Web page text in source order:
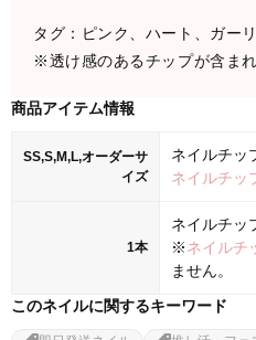
タグ：ピンク、ハート、ガー
※透け感のあるチップが含ま
商品アイテム情報
SS,S,M,L,オーダーサ
イズ
ネイルチッ
ネイルチッ
1本
ネイルチッ
※ネイルチ
ません。
このネイルに関するキーワード